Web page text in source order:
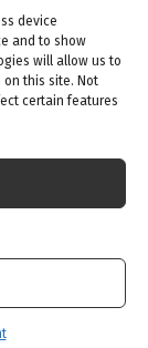
device
and to show
will allow us to
on this site. Not
certain features